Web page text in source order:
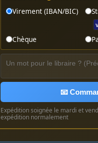
Virement (IBAN/BIC)
Chèque
📧
Expédition soignée le mardi et
expédition normalement